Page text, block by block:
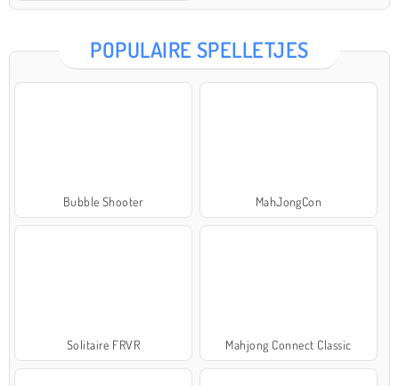
POPULAIRE SPELLETJES
Bubble Shooter MahJongCon
Solitaire FRVR Mahjong Connect Classic